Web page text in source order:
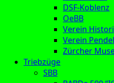
DSF-Koblenz
OeBB
Verein
Verein
Zürcher
Triebzüge
SBB